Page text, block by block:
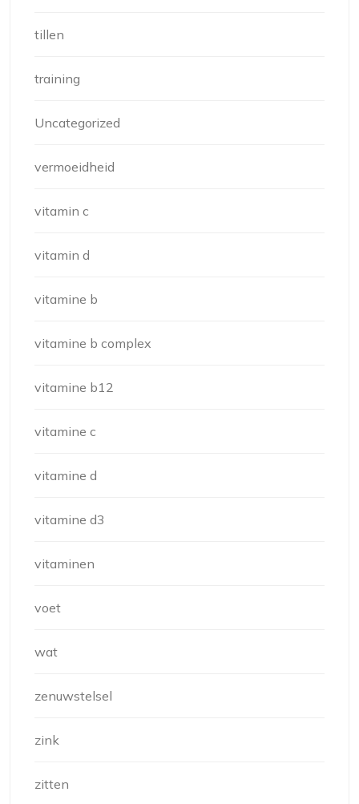
tillen
training
Uncategorized
vermoeidheid
vitamin c
vitamin d
vitamine b
vitamine b complex
vitamine b12
vitamine c
vitamine d
vitamine d3
vitaminen
voet
wat
zenuwstelsel
zink
zitten